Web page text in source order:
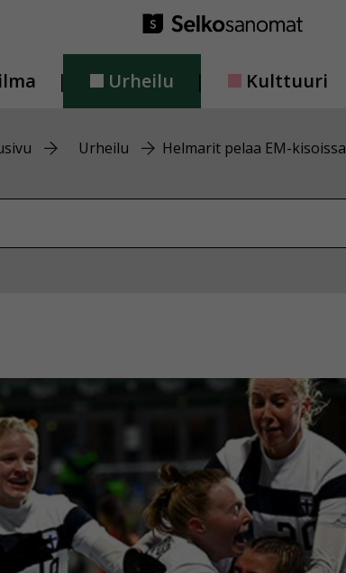
Urheilu Kulttuuri
Urheilu Helmarit pelaa EM-kisoissa